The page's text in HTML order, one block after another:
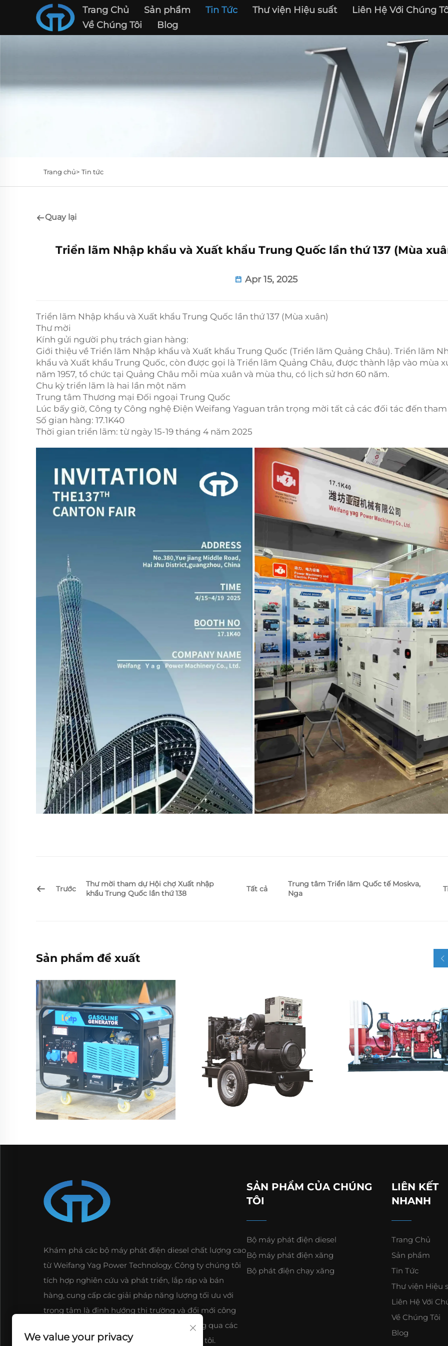
Trang Chủ Sản phẩm Tin Tức Thư viện Hiệu suất
Liên Hệ Với Chúng
Về Chúng Tôi
Blog
Trang chủ> Tin tức
Quay lại
Triển lãm Nhập khẩu và Xuất khẩu Trung Quốc lần thứ 137 (Mùa
Apr 15, 2025
Triển lãm Nhập khẩu và Xuất khẩu Trung Quốc lần thứ 137 (Mùa xuân)
Thư mời
Kính gửi người phụ trách gian hàng:
Giới thiệu về Triển lãm Nhập khẩu và Xuất khẩu Trung Quốc (Triển lãm Quảng Châu). Triển lãm
khẩu và Xuất khẩu Trung Quốc, còn được gọi là Triển lãm Quảng Châu, được thành lập vào mùa
năm 1957, tổ chức tại Quảng Châu mỗi mùa xuân và mùa thu, có lịch sử hơn 60 năm.
Chu kỳ triển lãm là hai lần một năm
Trung tâm Thương mại Đối ngoại Trung Quốc
Lúc bấy giờ, Công ty Công nghệ Điện Weifang Yaguan trân trọng mời tất cả các đối tác đến
Số gian hàng: 17.1K40
Thời gian triển lãm: từ ngày 15-19 tháng 4 năm 2025
Trước
Thư mời tham dự Hội chợ Xuất nhập
khẩu Trung Quốc lần thứ 138
Tất cả
Trung tâm Triển lãm Quốc tế Moskva,
Nga
Sản phẩm đề xuất
Khám phá các bộ máy phát điện diesel chất lượng cao
từ Weifang Yag Power Technology. Công ty chúng tôi
tích hợp nghiên cứu và phát triển, lắp ráp và bán
hàng, cung cấp các giải pháp năng lượng tối ưu với
trọng tâm là định hướng thị trường và đổi mới công
nghệ. Trải nghiệm sự tin cậy và uy tín thông qua các
sản phẩm và dịch vụ vững chắc của chúng tôi.
SẢN PHẨM CỦA CHÚNG
TÔI
Bộ máy phát điện diesel
Bộ máy phát điện xăng
Bộ phát điện chạy xăng
LIÊN KẾT
NHANH
Trang Chủ
Sản phẩm
Tin Tức
Thư viện Hiệu
Liên Hệ Với
Về Chúng Tôi
Blog
We value your privacy